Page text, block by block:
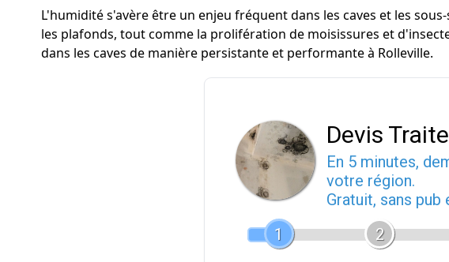
L'humidité s'avère être un enjeu fréquent dans les caves et les
les plafonds, tout comme la prolifération de moisissures et
dans les caves de manière persistante et performante à Rolleville.
Devis
En 5 minutes,
votre région.
Gratuit, sans pub
1
2